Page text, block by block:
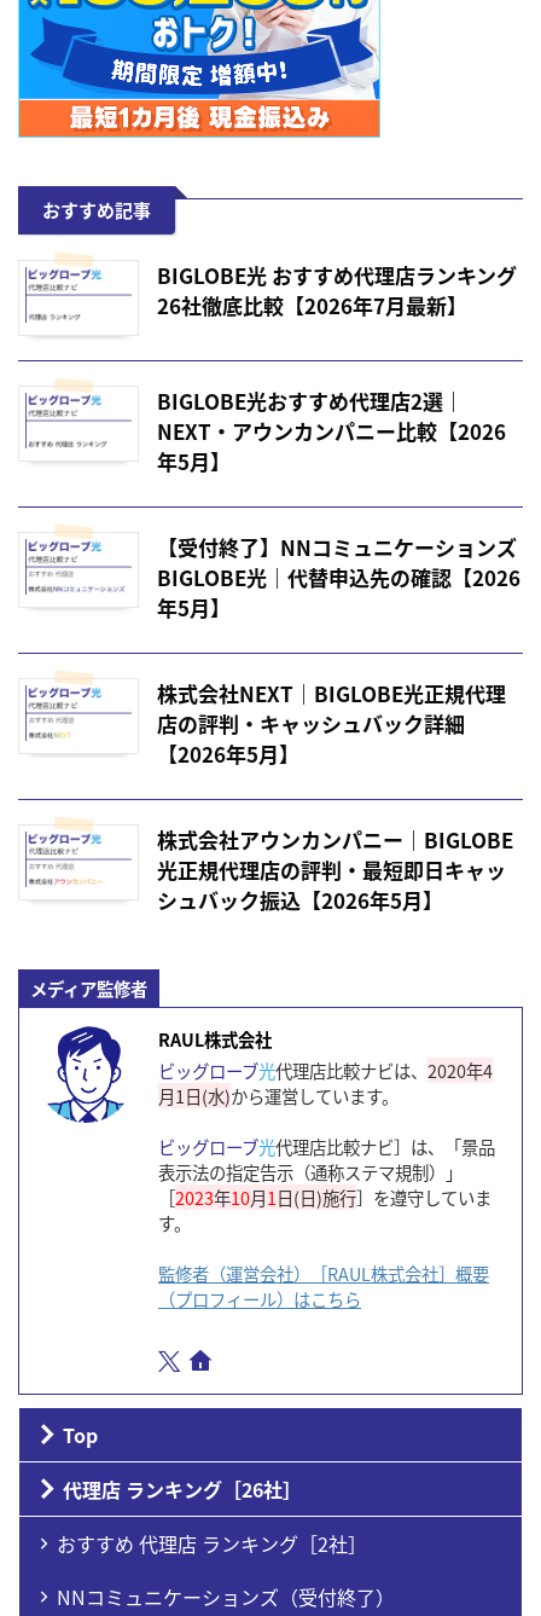
おすすめ記事
BIGLOBE光 おすすめ代理店ランキング
26社徹底比較【2026年7月最新】
BIGLOBE光おすすめ代理店2選｜
NEXT・アウンカンパニー比較【2026
年5月】
【受付終了】NNコミュニケーションズ
BIGLOBE光｜代替申込先の確認【2026
年5月】
株式会社NEXT｜BIGLOBE光正規代理
店の評判・キャッシュバック詳細
【2026年5月】
株式会社アウンカンパニー｜BIGLOBE
光正規代理店の評判・最短即日キャッ
シュバック振込【2026年5月】
メディア監修者
RAUL株式会社
ビッグローブ光代理店比較ナビは、 2020年4
月1日(水)から運営しています。
ビッグローブ光代理店比較ナビ］は、「景品
表示法の指定告示（通称ステマ規制）」
［2023年10月1 日(日)施行］を遵守していま
す。
監修者（運営会社）［RAUL株式会社］概要
（プロフィール）はこちら
Top
代理店 ランキング［26社］
おすすめ 代理店 ランキング［2社］
NNコミュニケーションズ（受付終了）